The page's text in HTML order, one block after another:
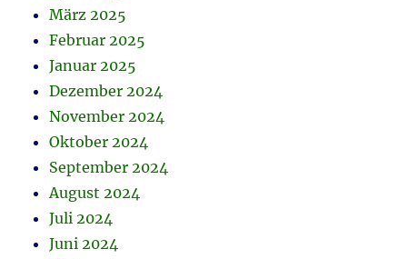
März 2025
Februar 2025
Januar 2025
Dezember 2024
November 2024
Oktober 2024
September 2024
August 2024
Juli 2024
Juni 2024